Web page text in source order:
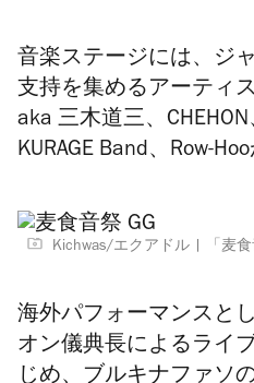
音楽ステージには、ジ
支持を集めるアーティ
aka 三木道三、 CHEHON
KURAGE Band、 Row-Hoo
Kichwas/エクアドル 「麦
海外パフォーマンスと
オン儀典長によるライ
じめ、ブルキナファソ